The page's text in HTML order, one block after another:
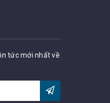
tức mới nhất về